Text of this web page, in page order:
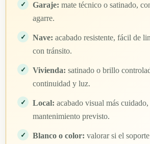
Garaje: mate técnico o satinado,
agarre.
Nave: acabado resistente, fácil de
con tránsito.
Vivienda: satinado o brillo
continuidad y luz.
Local: acabado visual más
mantenimiento previsto.
Blanco o color: valorar si el